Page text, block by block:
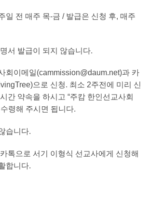
일 전 매주 목-금 / 발급은 신청 후, 매주
서 발급이 되지 않습니다.
회이메일(cammission@daum.net)과 카
으로 신청. 최소 2주전에 미리 신
간 약속을 하시고 “주캄 한인선교사회
령해 주시면 됩니다.
습니다.
톡으로 서기 이형식 선교사에게 신청해
합니다.